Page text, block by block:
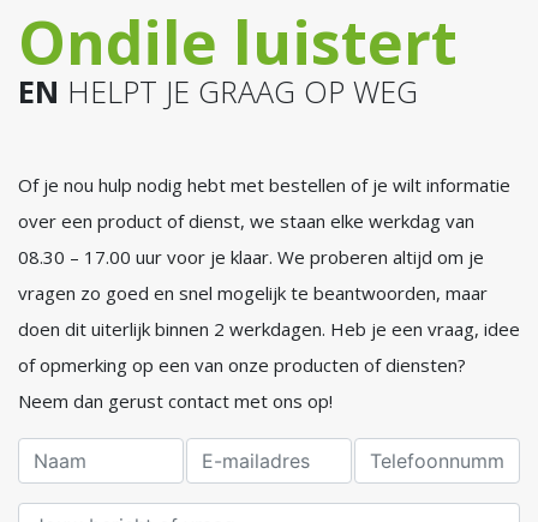
Ondile luistert
EN HELPT JE GRAAG OP WEG
Of je nou hulp nodig hebt met bestellen of je wilt informatie
over een product of dienst, we staan elke werkdag van
08.30 – 17.00 uur voor je klaar. We proberen altijd om je
vragen zo goed en snel mogelijk te beantwoorden, maar
doen dit uiterlijk binnen 2 werkdagen. Heb je een vraag, idee
of opmerking op een van onze producten of diensten?
Neem dan gerust contact met ons op!